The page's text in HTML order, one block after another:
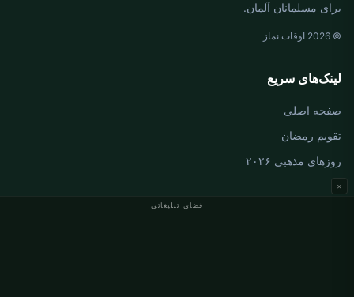
فضای تبلیغاتی
×
برای مسلمانان آلمان.
© 2026 اوقات نماز
لینک‌های سریع
صفحه اصلی
تقویم رمضان
روزهای مذهبی ۲۰۲۶